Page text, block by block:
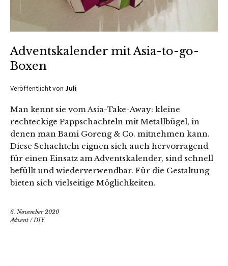
Adventskalender mit Asia-to-go-
Boxen
Veröffentlicht von Juli
Man kennt sie vom Asia-Take-Away: kleine
rechteckige Pappschachteln mit Metallbügel, in
denen man Bami Goreng & Co. mitnehmen kann.
Diese Schachteln eignen sich auch hervorragend
für einen Einsatz am Adventskalender, sind schnell
befüllt und wiederverwendbar. Für die Gestaltung
bieten sich vielseitige Möglichkeiten.
6. November 2020
Advent /DIY